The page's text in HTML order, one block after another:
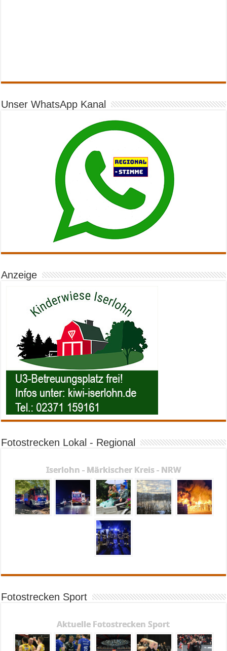
Unser WhatsApp Kanal
Anzeige
Fotostrecken Lokal - Regional
Iserlohn - Märkischer Kreis - NRW
Fotostrecken Sport
Aktuelle Fotostrecken Sport